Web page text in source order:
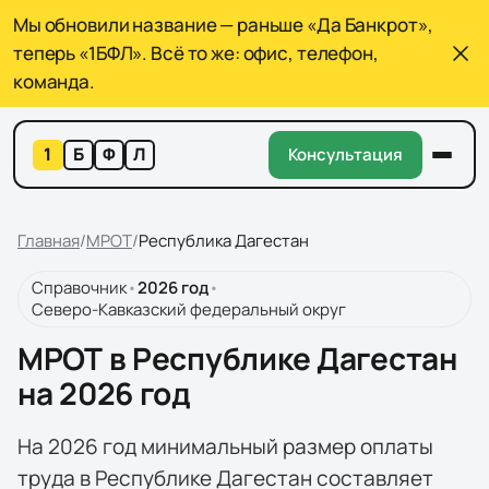
Мы обновили название — раньше «Да Банкрот»,
теперь «1БФЛ». Всё то же: офис, телефон,
команда.
1 Б Ф Л Консультация
Главная/МРОТ/Республика Дагестан
Справочник•2026год•
Северо-Кавказский федеральный округ
МРОТ в Республике Дагестан
на 2026 год
На 2026 год минимальный размер оплаты
труда в Республике Дагестан составляет